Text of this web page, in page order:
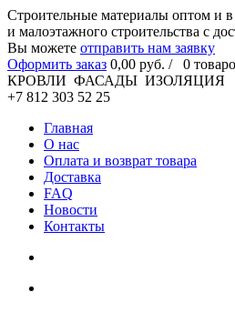
Cтроительные материалы оптом и
и малоэтажного строительства с
Вы можете отправить нам заявку
Оформить заказ 0,00 руб. / 0
КРОВЛИ ФАСАДЫ ИЗОЛЯЦИЯ
+7 812 303 52 25
Главная
О нас
Оплата и возврат товара
Доставка
FAQ
Новости
Контакты